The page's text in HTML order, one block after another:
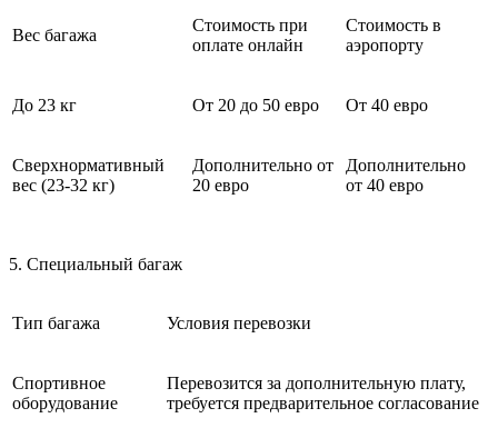
Вес багажа
Стоимость при
оплате онлайн
Стоимость в
аэропорту
До 23 кг От 20 до 50 евро От 40 евро
Сверхнормативный
вес (23-32 кг)
Дополнительно от
20 евро
Дополнительно
от 40 евро
5. Специальный багаж
Тип багажа Условия перевозки
Спортивное
оборудование
Перевозится за дополнительную плату,
требуется предварительное согласование